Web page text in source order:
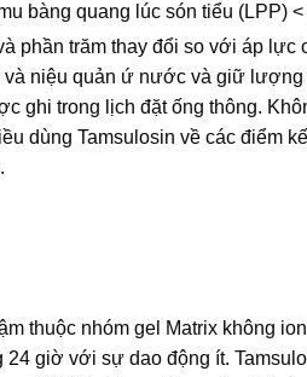
bàng quang lúc són tiểu (LPP) <
phần trăm thay đổi so với áp
niệu quản ứ nước và giữ
ghi trong lịch đặt ống thông.
dùng Tamsulosin về các điểm
thuộc nhóm gel Matrix không
24 giờ với sự dao động ít.